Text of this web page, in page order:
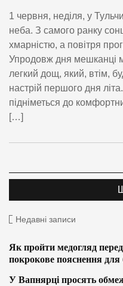
1 червня, неділя, у
неба. З самого ранку
хмарністю, а повітря
Упродовж дня мешканці
легкий дощ, який, втім,
настрій першого дня
підніметься до
[…]
Недавні записи
Як пройти медогляд
покрокове пояснення для
У Вапнярці просять